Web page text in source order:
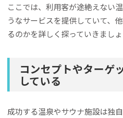
ここでは、利用客が途絶えない
うなサービスを提供していて、
るのかを詳しく探っていきましょ
コンセプトやターゲ
している
成功する温泉やサウナ施設は独